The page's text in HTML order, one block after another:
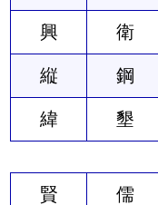
興 衛
縦 鋼
緯 墾
賢 儒